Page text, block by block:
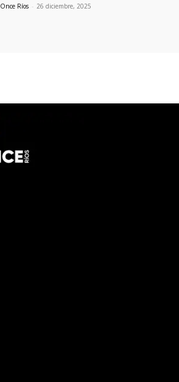
Once Ríos - 26 diciembre, 2025